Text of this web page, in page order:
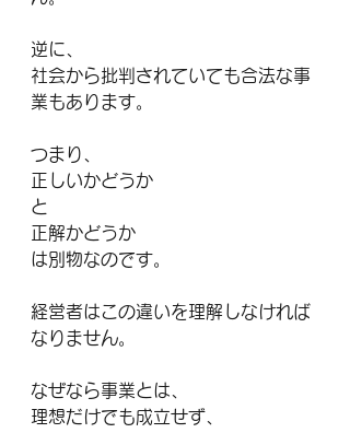
逆に、
社会から批判されていても合法な事
業もあります。
つまり、
正しいかどうか
と
正解かどうか
は別物なのです。
経営者はこの違いを理解しなければ
なりません。
なぜなら事業とは、
理想だけでも成立せず、